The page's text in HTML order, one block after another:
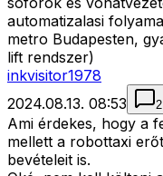
automatizalasi
metro Budapesten,
lift rendszer)
inkvisitor1978
2024.08.13. 08:53
2
Ami érdekes, hogy a
mellett a robottaxi
bevételeit is.